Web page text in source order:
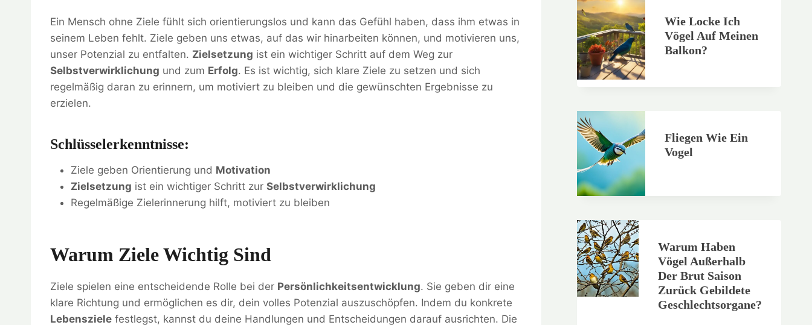
Ein Mensch ohne Ziele fühlt sich orientierungslos und kann das Gefühl haben, dass ihm etwas in
seinem Leben fehlt. Ziele geben uns etwas, auf das wir hinarbeiten können, und motivieren uns,
unser Potenzial zu entfalten. Zielsetzung ist ein wichtiger Schritt auf dem Weg zur
Selbstverwirklichung und zum Erfolg. Es ist wichtig, sich klare Ziele zu setzen und sich
regelmäßig daran zu erinnern, um motiviert zu bleiben und die gewünschten Ergebnisse zu
erzielen.
Schlüsselerkenntnisse:
Ziele geben Orientierung und Motivation
Zielsetzung ist ein wichtiger Schritt zur Selbstverwirklichung
Regelmäßige Zielerinnerung hilft, motiviert zu bleiben
Warum Ziele Wichtig Sind
Ziele spielen eine entscheidende Rolle bei der Persönlichkeitsentwicklung. Sie geben dir eine
klare Richtung und ermöglichen es dir, dein volles Potenzial auszuschöpfen. Indem du konkrete
Lebensziele festlegst, kannst du deine Handlungen und Entscheidungen darauf ausrichten. Die
Wie Locke Ich
Vögel Auf Meinen
Balkon?
Fliegen Wie Ein
Vogel
Warum Haben
Vögel Außerhalb
Der Brut Saison
Zurück Gebildete
Geschlechtsorgane?